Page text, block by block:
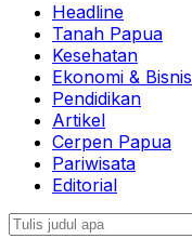
Headline
Tanah Papua
Kesehatan
Ekonomi & Bisnis
Pendidikan
Artikel
Cerpen Papua
Pariwisata
Editorial